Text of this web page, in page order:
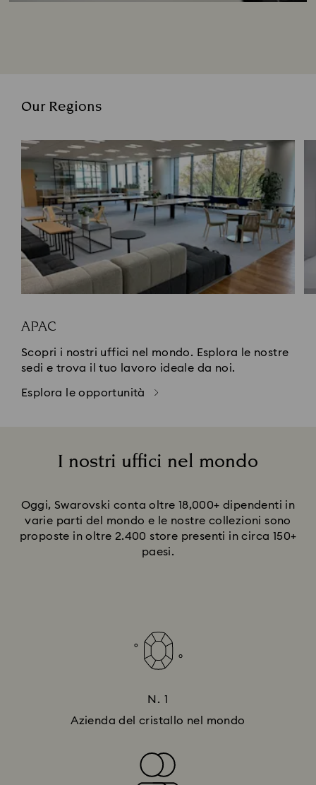
Our Regions
APAC
Scopri i nostri uffici nel mondo. Esplora le nostre
sedi e trova il tuo lavoro ideale da noi.
Esplora le opportunità
I nostri uffici nel mondo
Oggi, Swarovski conta oltre 18,000+​ dipendenti in
varie parti del mondo e le nostre collezioni sono
proposte in oltre 2.400 store presenti in circa 150+
paesi.
N. 1
Azienda del cristallo nel mondo